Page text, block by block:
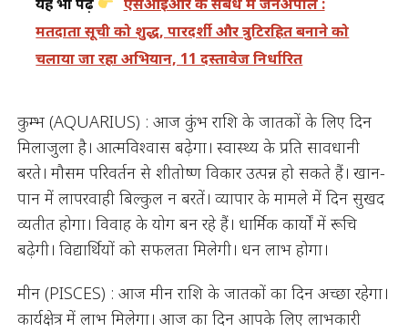
मतदाता सूची को शुद्ध, पारदर्शी और त्रुटिरहित बनाने को
चलाया जा रहा अभियान, 11 दस्तावेज निर्धारित
कुम्भ (AQUARIUS) : आज कुंभ राशि के जातकों के लिए दिन
मिलाजुला है। आत्मविश्वास बढ़ेगा। स्वास्थ्य के प्रति सावधानी
बरते। मौसम परिवर्तन से शीतोष्ण विकार उत्पन्न हो सकते हैं। खान-
पान में लापरवाही बिल्कुल न बरतें। व्यापार के मामले में दिन सुखद
व्यतीत होगा। विवाह के योग बन रहे हैं। धार्मिक कार्यों में रूचि
बढ़ेगी। विद्यार्थियों को सफलता मिलेगी। धन लाभ होगा।
मीन (PISCES) : आज मीन राशि के जातकों का दिन अच्छा रहेगा।
कार्यक्षेत्र में लाभ मिलेगा। आज का दिन आपके लिए लाभकारी